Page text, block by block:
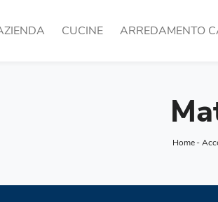
CUCINE ARREDAMENTO
Home-